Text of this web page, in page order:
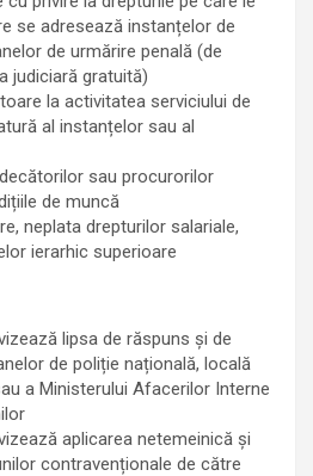
se adresează instanțelor de
de urmărire penală (de
judiciară gratuită)
la activitatea serviciului de
al instanțelor sau al
sau procurorilor
de muncă
neplata drepturilor salariale,
ierarhic superioare
lipsa de răspuns și de
de poliție națională, locală
a Ministerului Afacerilor Interne
aplicarea netemeinică și
contravenționale de către